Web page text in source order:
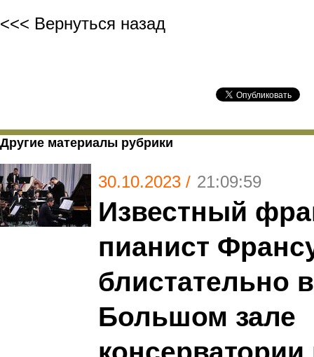
<<< Вернуться назад
Другие материалы рубрики
30.10.2023 / 21:09:59
Известный
пианист
блистательно
Большом зале